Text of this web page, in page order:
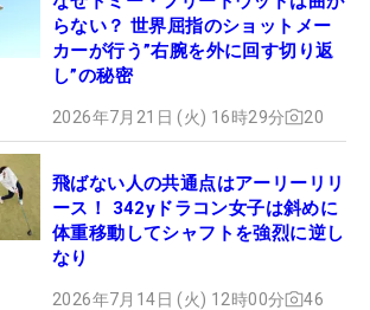
らない？ 世界屈指のショットメー
カーが行う”右腕を外に回す切り返
し”の秘密
2026年7月21日 (火) 16時29分 20
飛ばない人の共通点はアーリーリリ
ース！ 342yドラコン女子は斜めに
体重移動してシャフトを強烈に逆し
なり
2026年7月14日 (火) 12時00分 46